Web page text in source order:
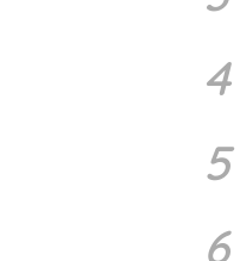
4
5
6